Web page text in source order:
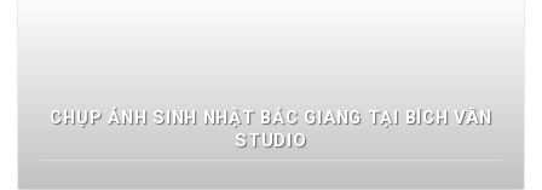
CHỤP ẢNH SINH NHẬT BẮC GIANG TẠI BÍCH VÂN
STUDIO